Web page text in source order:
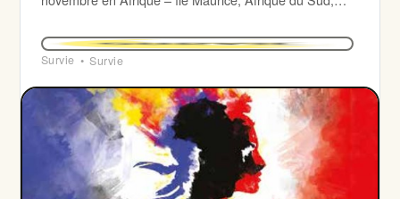
Survie Survie